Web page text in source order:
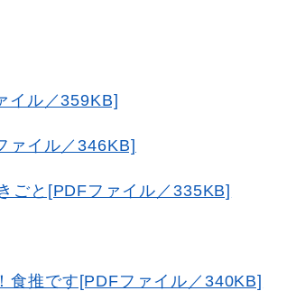
イル／359KB]
ァイル／346KB]
ごと[PDFファイル／335KB]
食推です[PDFファイル／340KB]